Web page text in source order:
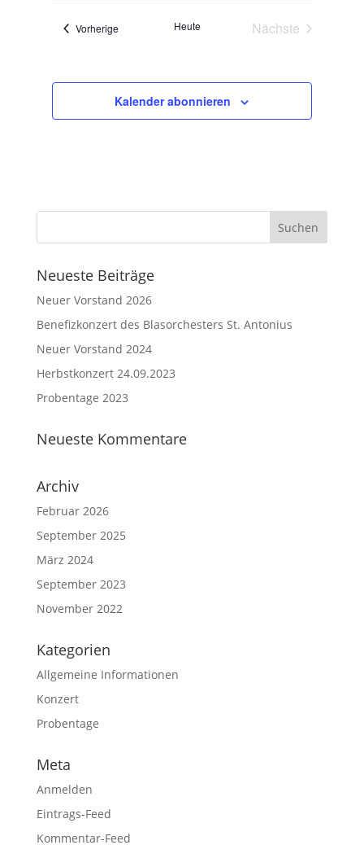
Vorherige Veranstaltungen
Heute
Nächste
Kalender abonnieren
Neueste Beiträge
Neuer Vorstand 2026
Benefizkonzert des Blasorchesters St. Antonius
Neuer Vorstand 2024
Herbstkonzert 24.09.2023
Probentage 2023
Neueste Kommentare
Archiv
Februar 2026
September 2025
März 2024
September 2023
November 2022
Kategorien
Allgemeine Informationen
Konzert
Probentage
Meta
Anmelden
Eintrags-Feed
Kommentar-Feed